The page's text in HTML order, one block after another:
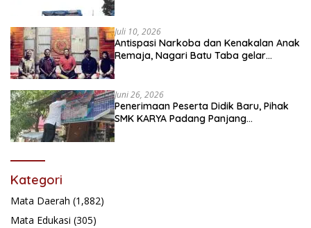
Juli 10, 2026
Antispasi Narkoba dan Kenakalan Anak
Remaja, Nagari Batu Taba gelar
Juni 26, 2026
Penerimaan Peserta Didik Baru, Pihak
SMK KARYA Padang Panjang
Kategori
Mata Daerah (1,882)
Mata Edukasi (305)